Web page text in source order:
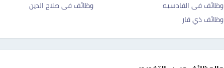
وظائف فى القادسيه
وظائف فى صلاح الدين
وظائف ذي قار